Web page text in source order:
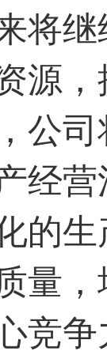
将
源
公
经
的
量
竞